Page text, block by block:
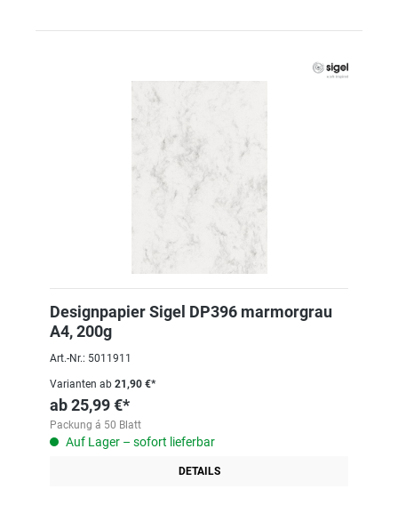
Designpapier Sigel DP396 marmorgrau
A4, 200g
Art.-Nr.: 5011911
Varianten ab 21,90 €*
ab25,99 €*
Packung á 50 Blatt
Auf Lager – sofort lieferbar
DETAILS